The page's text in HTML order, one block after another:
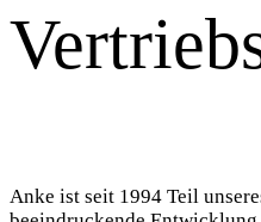
Anke ist seit 1994 Teil